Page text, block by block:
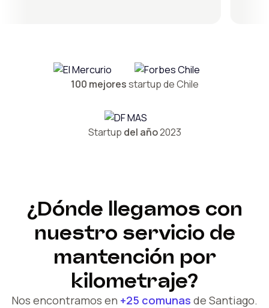
100 mejoresstartup de Chile
Startup del año2023
¿Dónde llegamos con
nuestro servicio de
mantención por
kilometraje?
Nos encontramos en +25 comunas de Santiago.